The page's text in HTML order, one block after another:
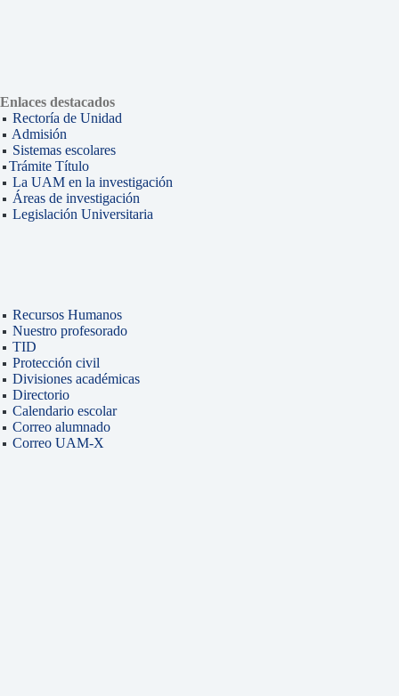
Enlaces destacados
Rectoría de Unidad
Admisión
Sistemas escolares
Trámite Título
La UAM en la investigación
Áreas de investigación
Legislación Universitaria
Recursos Humanos
Nuestro profesorado
TID
Protección civil
Divisiones académicas
Directorio
Calendario escolar
Correo alumnado
Correo UAM-X